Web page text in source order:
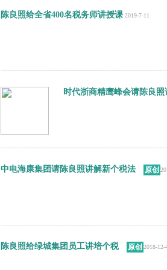
陈良照给全省400名税务师讲授课 2019-7-11
时代浙商精鹰峰会请陈良
中电海康集团请陈良照讲解新个税法 原创
陈良照给绿城集团员工讲培个税 原创 2018-12-